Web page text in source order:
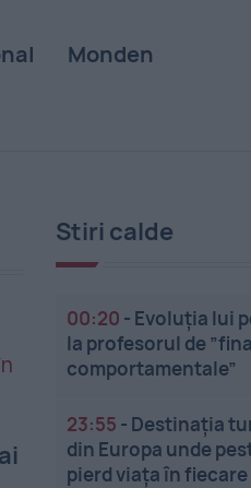
Monden
Stiri calde
00:20 - Evoluția lui
la profesorul de
comportamentale”
23:55 - Destinația
din Europa unde
pierd viața în fiecare